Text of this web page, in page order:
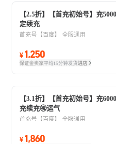
【2.5折】【首充初始号】充
定续充
首充号【百度】 全服通用
¥ 1,250
保证金卖家平均15分钟发货进店
【3.1折】【首充初始号】充
充续充㊗️运气
首充号【百度】 全服通用
¥ 1,860